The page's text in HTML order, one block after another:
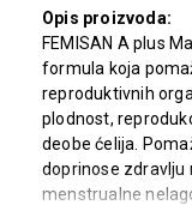
Opis proizvoda:
FEMISAN A plus
formula koja
reproduktivnih
plodnost,
deobe ćelija.
doprinose zdravlju
menstrualne